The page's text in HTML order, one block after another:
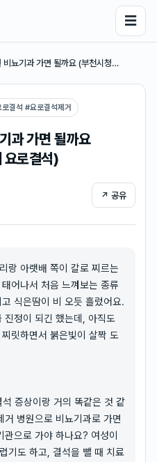
☰
비뇨기과 가면 될까요 (부천시청…
로결석 #요로결석제거
과 가면 될까요
로결석)
↗ 공유
랑 아랫배 쪽이 칼로 찌르는
어나서 처음 느껴보는 종류
식은땀이 비 오듯 흘렀어요.
진정이 되긴 했는데, 아직도
릿하면서 붉은빛이 살짝 도
증상이랑 거의 똑같은 것 같
병원으로 비뇨기과로 가면
으로 가야 하나요? 여성이
기도 하고, 결석을 뺄 때 치료